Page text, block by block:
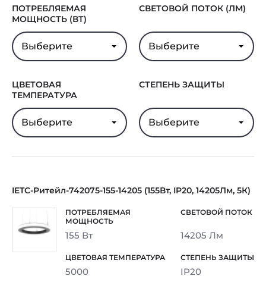
ПОТРЕБЛЯЕМАЯ
МОЩНОСТЬ (ВТ)
Выберите
СВЕТОВОЙ ПОТОК (ЛМ)
Выберите
ЦВЕТОВАЯ
ТЕМПЕРАТУРА
Выберите
СТЕПЕНЬ ЗАЩИТЫ
Выберите
IETC-Ритейл-742075-155-14205 (155Вт, IP20, 14205Лм, 5К)
155 Вт 14205 Лм
5000 IP20